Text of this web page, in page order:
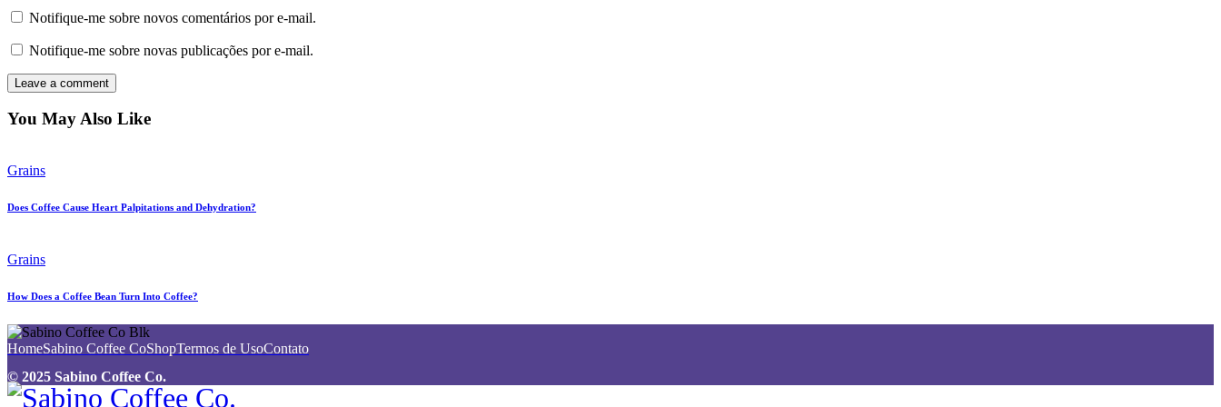
Notifique-me sobre novos comentários por e-mail.
Notifique-me sobre novas publicações por e-mail.
You May Also Like
Grains
Does Сoffee Сause Heart Palpitations and Dehydration?
Grains
How Does a Coffee Bean Turn Into Coffee?
HomeSabino Coffee CoShopTermos de UsoContato
© 2025 Sabino Coffee Co.